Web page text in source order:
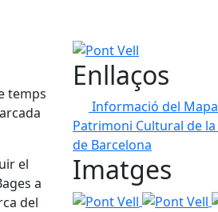
temps
el
a
del
Pont Vell
Enllaços
Informació del
Patrimoni Cultural de
de Barcelona
Imatges
Pont Vell Pont Vell